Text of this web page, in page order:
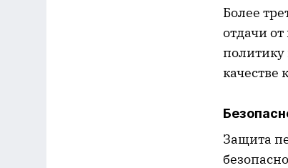
Более
отдачи
политику
Защита